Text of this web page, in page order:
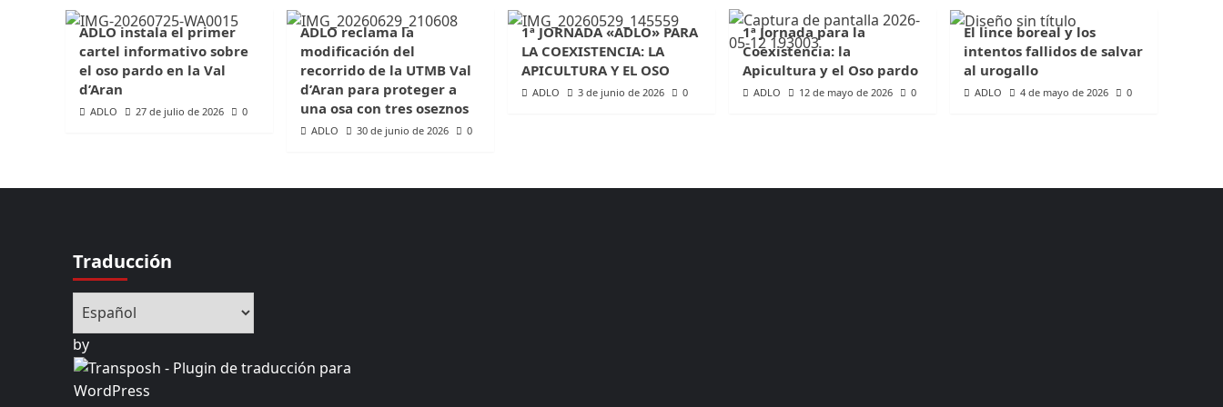
ADLO instala el primer
cartel informativo sobre
el oso pardo en la Val
d’Aran
ADLO 27 de julio de 2026 0
ADLO reclama la
modificación del
recorrido de la UTMB Val
d’Aran para proteger a
una osa con tres oseznos
ADLO 30 de junio de 2026 0
1ª JORNADA «ADLO» PARA
LA COEXISTENCIA: LA
APICULTURA Y EL OSO
ADLO 3 de junio de 2026 0
1ª Jornada para la
Coexistencia: la
Apicultura y el Oso pardo
ADLO 12 de mayo de 2026 0
El lince boreal y los
intentos fallidos de salvar
al urogallo
ADLO 4 de mayo de 2026 0
Traducción
by